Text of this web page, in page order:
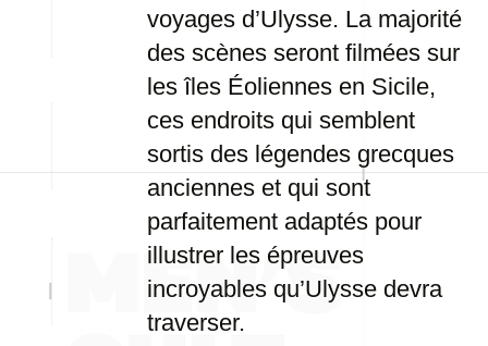
voyages d’Ulysse. La majorité
des scènes seront filmées sur
les îles Éoliennes en Sicile,
ces endroits qui semblent
sortis des légendes grecques
anciennes et qui sont
parfaitement adaptés pour
illustrer les épreuves
incroyables qu’Ulysse devra
traverser.